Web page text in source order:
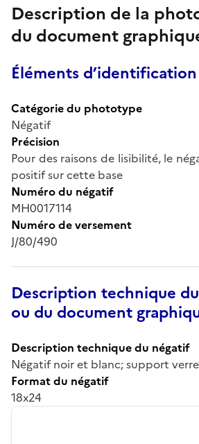
Description de la
du document
Éléments d’identification
Catégorie du phototype
Négatif
Précision
Pour des raisons de lisibilité, le
positif sur cette base
Numéro du négatif
MH0017114
Numéro de versement
J/80/490
Description technique
ou du document
Description technique du négatif
Négatif noir et blanc; support verre
Format du négatif
18x24